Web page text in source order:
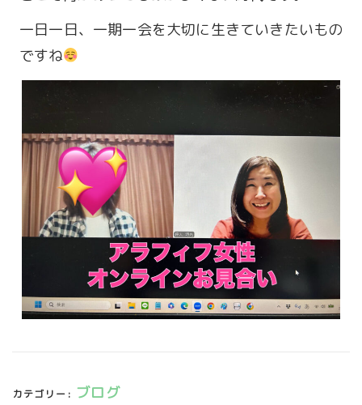
一日一日、一期一会を大切に生きていきたいもの
ですね
カテゴリー: ブログ